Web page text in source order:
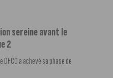
sereine avant le
2
DFCO a achevé sa phase de